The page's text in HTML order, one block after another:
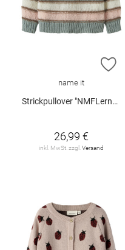
name it
Strickpullover "NMFLernort"
26,99 €
inkl. MwSt. zzgl. Versand